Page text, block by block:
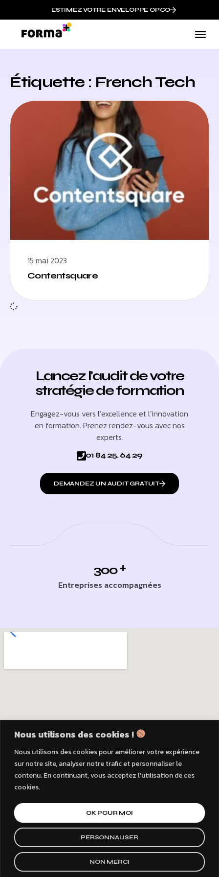
Nous utilisons des cookies !
Nous utilisons des cookies pour améliorer votre expérience
sur notre site, analyser notre trafic et personnaliser le
contenu. En continuant, vous acceptez l'utilisation de ces
cookies.
PERSONNALISER
NON MERCI
OK POUR MOI
ESTIMEZ VOTRE ENVELOPPE OPCO
Étiquette : French Tech
15 mai 2023
Contentsquare
Lancez l'audit de votre
stratégie de formation
Engagez-vous vers l’excellence et l’innovation
en formation. Prenez rendez-vous avec nos
experts.
01 84 25. 64 29
DEMANDEZ UN AUDIT GRATUIT
300 +
Entreprises accompagnées
© 2026 Forma plus
Mentions Légales
Politique de Confidentialité